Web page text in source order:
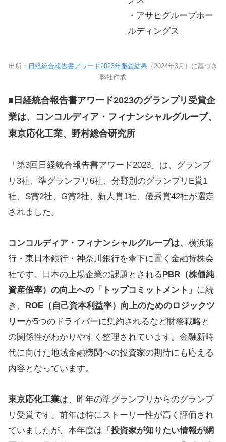
・アサヒグループホー
ルディングス
出所： 日経統合報告書アワード2023年審査結果 （2024年3月）に基づき
弊社作成
■日経統合報告書アワード2023のグランプリ受賞企
業は、 コンコルディア・フィナンシャルグループ、
東京応化工業、野村総合研究所
「第3回日経統合報告書アワード2023」は、グランプ
リ3社、準グランプリ6社、分野別のグランプリE賞1
社、S賞2社、G賞2社、新人賞1社、優秀賞42社が選定
されました。
コンコルディア・フィナンシャルグループは、 横浜銀
行・東日本銀行・神奈川銀行を傘下に置く金融持株会
社です。日本の上場企業の課題とされるPBR（株価純
資産倍率）の向上への「トップコミットメント」 に続
き、 ROE（自己資本利益率）向上のためのロジックツ
リーが5つのドライバーに集約されるなど財務戦略と
の関係性がわかりやすく整理されています。金融新時
代に向けた地域金融機関への投資家の期待にも応える
内容となっています。
東京応化工業は、昨年の準グランプリからのグランプ
リ受賞です。前年は特にストーリー性が高く評価され
ていましたが、本年度は「 投資家が知りたい情報が網